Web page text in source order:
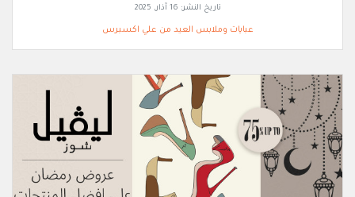
تاريخ النشر: 16 آذار, 2025
عبايات وملابس العيد من علي اكسبرس